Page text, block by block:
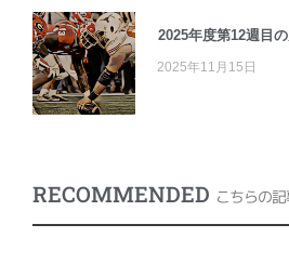
2025年度第12週目
2025年11月15日
RECOMMENDED こちらの